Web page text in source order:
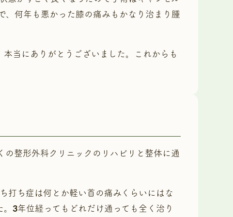
、何年も悪かった膝の痛みもかなり治まり腫
当にありがとうございました。これからも
整形外科クリニックのリハビリと整体に通
打ち症は何とか軽い首の痛みくらいにはな
3年位経ってもどれだけ通っても全く治り